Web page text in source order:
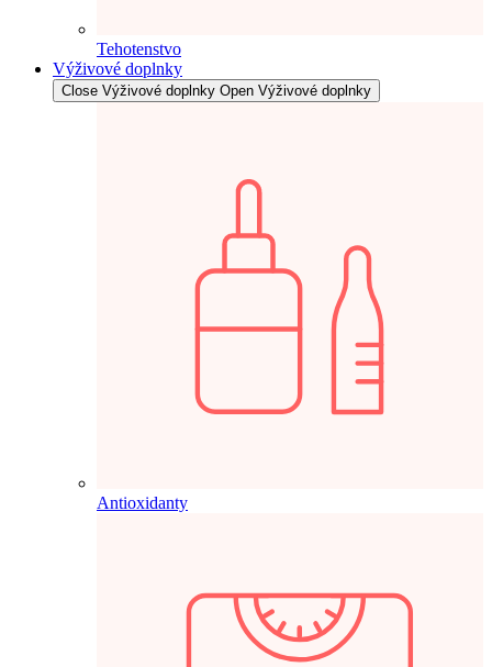
Tehotenstvo
Výživové doplnky
Close Výživové doplnky Open Výživové doplnky
Antioxidanty